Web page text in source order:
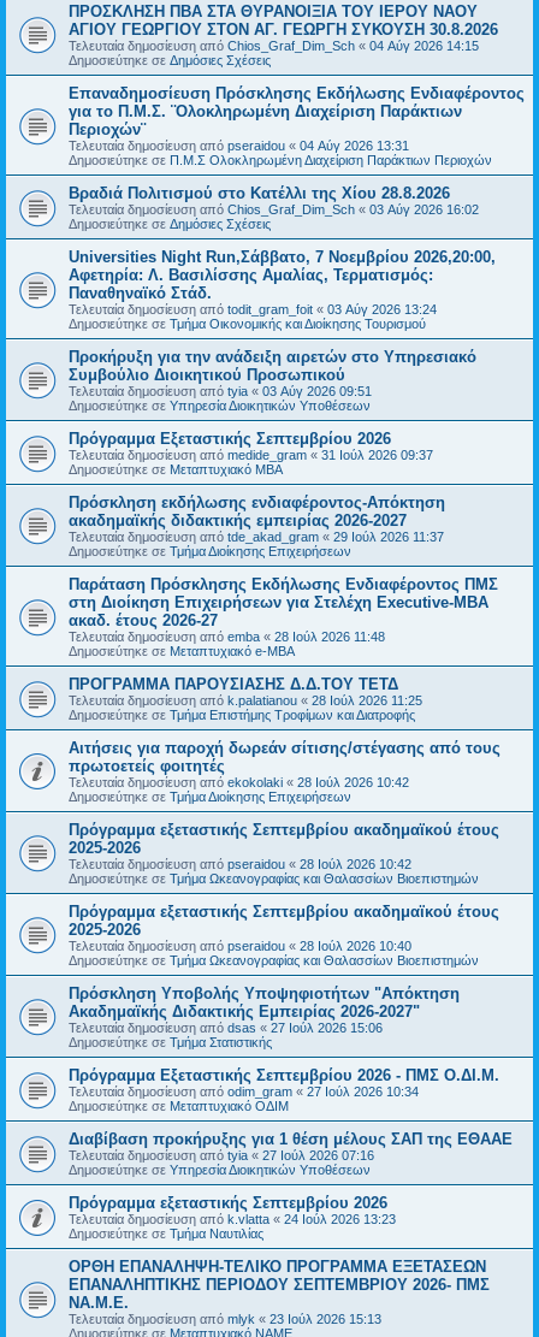
ΠΡΟΣΚΛΗΣΗ ΠΒΑ ΣΤΑ ΘΥΡΑΝΟΙΞΙΑ ΤΟΥ ΙΕΡΟΥ ΝΑΟΥ
ΑΓΙΟΥ ΓΕΩΡΓΙΟΥ ΣΤΟΝ ΑΓ. ΓΕΩΡΓΗ ΣΥΚΟΥΣΗ 30.8.2026
Τελευταία δημοσίευση από Chios_Graf_Dim_Sch « 04 Αύγ 2026 14:15
Δημοσιεύτηκε σε Δημόσιες Σχέσεις
Επαναδημοσίευση Πρόσκλησης Εκδήλωσης Ενδιαφέροντος
για το Π.Μ.Σ. ¨Ολοκληρωμένη Διαχείριση Παράκτιων
Περιοχών¨
Τελευταία δημοσίευση από pseraidou « 04 Αύγ 2026 13:31
Δημοσιεύτηκε σε Π.Μ.Σ Ολοκληρωμένη Διαχείριση Παράκτιων Περιοχών
Βραδιά Πολιτισμού στο Κατέλλι της Χίου 28.8.2026
Τελευταία δημοσίευση από Chios_Graf_Dim_Sch « 03 Αύγ 2026 16:02
Δημοσιεύτηκε σε Δημόσιες Σχέσεις
Universities Night Run,Σάββατο, 7 Νοεμβρίου 2026,20:00,
Αφετηρία: Λ. Βασιλίσσης Αμαλίας, Τερματισμός:
Παναθηναϊκό Στάδ.
Τελευταία δημοσίευση από todit_gram_foit « 03 Αύγ 2026 13:24
Δημοσιεύτηκε σε Τμήμα Οικονομικής και Διοίκησης Τουρισμού
Προκήρυξη για την ανάδειξη αιρετών στο Υπηρεσιακό
Συμβούλιο Διοικητικού Προσωπικού
Τελευταία δημοσίευση από tyia « 03 Αύγ 2026 09:51
Δημοσιεύτηκε σε Υπηρεσία Διοικητικών Υποθέσεων
Πρόγραμμα Εξεταστικής Σεπτεμβρίου 2026
Τελευταία δημοσίευση από medide_gram « 31 Ιούλ 2026 09:37
Δημοσιεύτηκε σε Μεταπτυχιακό MBA
Πρόσκληση εκδήλωσης ενδιαφέροντος-Απόκτηση
ακαδημαϊκής διδακτικής εμπειρίας 2026-2027
Τελευταία δημοσίευση από tde_akad_gram « 29 Ιούλ 2026 11:37
Δημοσιεύτηκε σε Τμήμα Διοίκησης Επιχειρήσεων
Παράταση Πρόσκλησης Εκδήλωσης Ενδιαφέροντος ΠΜΣ
στη Διοίκηση Επιχειρήσεων για Στελέχη Executive-MBΑ
ακαδ. έτους 2026-27
Τελευταία δημοσίευση από emba « 28 Ιούλ 2026 11:48
Δημοσιεύτηκε σε Μεταπτυχιακό e-MBA
ΠΡΟΓΡΑΜΜΑ ΠΑΡΟΥΣΙΑΣΗΣ Δ.Δ.ΤΟΥ ΤΕΤΔ
Τελευταία δημοσίευση από k.palatianou « 28 Ιούλ 2026 11:25
Δημοσιεύτηκε σε Τμήμα Επιστήμης Τροφίμων και Διατροφής
Αιτήσεις για παροχή δωρεάν σίτισης/στέγασης από τους
πρωτοετείς φοιτητές
Τελευταία δημοσίευση από ekokolaki « 28 Ιούλ 2026 10:42
Δημοσιεύτηκε σε Τμήμα Διοίκησης Επιχειρήσεων
Πρόγραμμα εξεταστικής Σεπτεμβρίου ακαδημαϊκού έτους
2025-2026
Τελευταία δημοσίευση από pseraidou « 28 Ιούλ 2026 10:42
Δημοσιεύτηκε σε Τμήμα Ωκεανογραφίας και Θαλασσίων Βιοεπιστημών
Πρόγραμμα εξεταστικής Σεπτεμβρίου ακαδημαϊκού έτους
2025-2026
Τελευταία δημοσίευση από pseraidou « 28 Ιούλ 2026 10:40
Δημοσιεύτηκε σε Τμήμα Ωκεανογραφίας και Θαλασσίων Βιοεπιστημών
Πρόσκληση Υποβολής Υποψηφιοτήτων "Απόκτηση
Ακαδημαϊκής Διδακτικής Εμπειρίας 2026-2027"
Τελευταία δημοσίευση από dsas « 27 Ιούλ 2026 15:06
Δημοσιεύτηκε σε Τμήμα Στατιστικής
Πρόγραμμα Εξεταστικής Σεπτεμβρίου 2026 - ΠΜΣ Ο.ΔΙ.Μ.
Τελευταία δημοσίευση από odim_gram « 27 Ιούλ 2026 10:34
Δημοσιεύτηκε σε Μεταπτυχιακό ΟΔΙΜ
Διαβίβαση προκήρυξης για 1 θέση μέλους ΣΑΠ της ΕΘΑΑΕ
Τελευταία δημοσίευση από tyia « 27 Ιούλ 2026 07:16
Δημοσιεύτηκε σε Υπηρεσία Διοικητικών Υποθέσεων
Πρόγραμμα εξεταστικής Σεπτεμβρίου 2026
Τελευταία δημοσίευση από k.vlatta « 24 Ιούλ 2026 13:23
Δημοσιεύτηκε σε Τμήμα Ναυτιλίας
ΟΡΘΗ ΕΠΑΝΑΛΗΨΗ-ΤΕΛΙΚΟ ΠΡΟΓΡΑΜΜΑ ΕΞΕΤΑΣΕΩΝ
ΕΠΑΝΑΛΗΠΤΙΚΗΣ ΠΕΡΙΟΔΟΥ ΣΕΠΤΕΜΒΡΙΟΥ 2026- ΠΜΣ
ΝΑ.Μ.Ε.
Τελευταία δημοσίευση από mlyk « 23 Ιούλ 2026 15:13
Δημοσιεύτηκε σε Μεταπτυχιακό ΝΑΜΕ